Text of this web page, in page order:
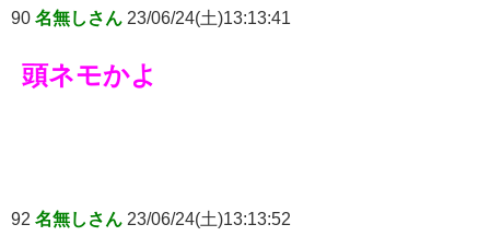
90 名無しさん 23/06/24(土)13:13:41
頭ネモかよ
92 名無しさん 23/06/24(土)13:13:52